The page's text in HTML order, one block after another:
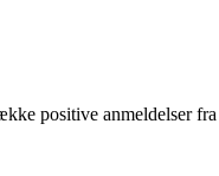
positive anmeldelser